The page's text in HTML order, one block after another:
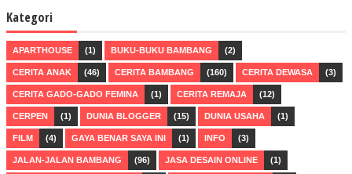
Kategori
APARTHOUSE (1) BUKU-BUKU BAMBANG (2)
CERITA ANAK (46) CERITA BAMBANG (160) CERITA DEWASA (3)
CERITA GADO-GADO FEMINA (1) CERITA REMAJA (12)
CERPEN (1) DUNIA BLOGGER (15) DUNIA USAHA (1)
FILM (4) GAYA BENAR SAYA INI (1) INFO (3)
JALAN-JALAN BAMBANG (96) JASA DESAIN ONLINE (1)